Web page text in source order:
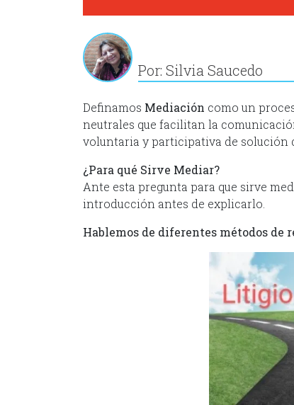
Por: Silvia Saucedo
Definamos Mediación como un
neutrales que facilitan la
voluntaria y participativa de solución
¿Para qué Sirve Mediar?
Ante esta pregunta para que sirve
introducción antes de explicarlo.
Hablemos de diferentes métodos de